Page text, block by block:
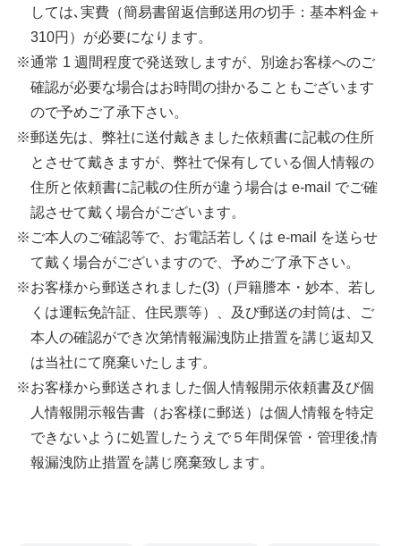
しては､実費（簡易書留返信郵送用の切手：基本料金＋
310円）が必要になります。
※通常 1 週間程度で発送致しますが、別途お客様へのご
確認が必要な場合はお時間の掛かることもございます
ので予めご了承下さい。
※郵送先は、弊社に送付戴きました依頼書に記載の住所
とさせて戴きますが、弊社で保有している個人情報の
住所と依頼書に記載の住所が違う場合は e-mail でご確
認させて戴く場合がございます。
※ご本人のご確認等で、お電話若しくは e-mail を送らせ
て戴く場合がございますので、予めご了承下さい。
※お客様から郵送されました(3)（戸籍謄本・妙本、若し
くは運転免許証、住民票等）、及び郵送の封筒は、ご
本人の確認ができ次第情報漏洩防止措置を講じ返却又
は当社にて廃棄いたします。
※お客様から郵送されました個人情報開示依頼書及び個
人情報開示報告書（お客様に郵送）は個人情報を特定
できないように処置したうえで５年間保管・管理後,情
報漏洩防止措置を講じ廃棄致します。